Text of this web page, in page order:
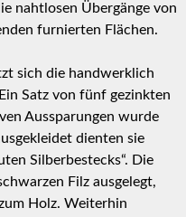
nahtlosen Übergänge von
furnierten Flächen.
sich die handwerklich
Satz von fünf gezinkten
Aussparungen wurde
dienten sie
Silberbestecks“. Die
Filz ausgelegt,
Holz. Weiterhin